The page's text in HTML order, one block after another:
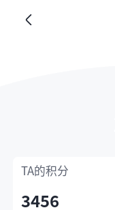
TA的积分
3456